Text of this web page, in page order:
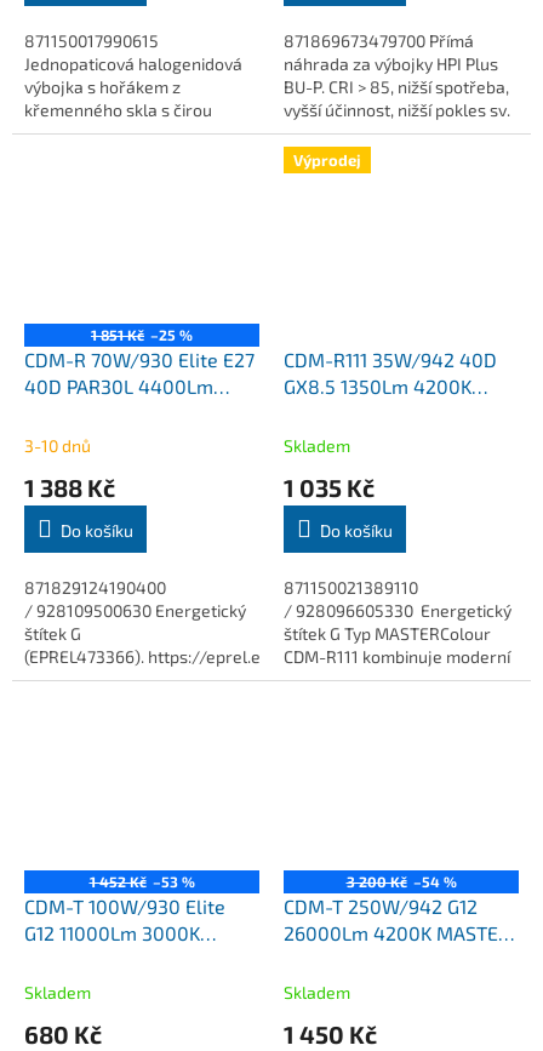
871150017990615
Jednopaticová halogenidová
výbojka s hořákem z
křemenného skla s čirou
vnější baňkou. Vysoká
871869673479700 Přímá
náhrada za výbojky HPI Plus
BU-P. CRI > 85, nižší spotřeba,
vyšší účinnost, nižší pokles sv.
toku v čase. Možnost provozu
v jakékoliv poloze pro 230 i...
1 851 Kč –25 %
CDM-R 70W/930 Elite E27
40D PAR30L 4400Lm
Philips
3-10 dnů
1 388 Kč
Do košíku
871829124190400
/ 928109500630 Energetický
štítek G
(EPREL473366). https://eprel.ec.europa.eu/screen/product/
Kompaktní keramická
Výprodej
CDM-R111 35W/942 40D
GX8.5 1350Lm 4200K
Philips DOPRODEJ 3KS
Skladem
1 035 Kč
Do košíku
871150021389110
/ 928096605330 Energetický
štítek G Typ MASTERColour
CDM-R111 kombinuje moderní
vzhled hliníkového
1 452 Kč –53 %
CDM-T 100W/930 Elite
G12 11000Lm 3000K
Skladem
680 Kč
3 200 Kč –54 %
CDM-T 250W/942 G12
26000Lm 4200K MASTER
Skladem
1 450 Kč